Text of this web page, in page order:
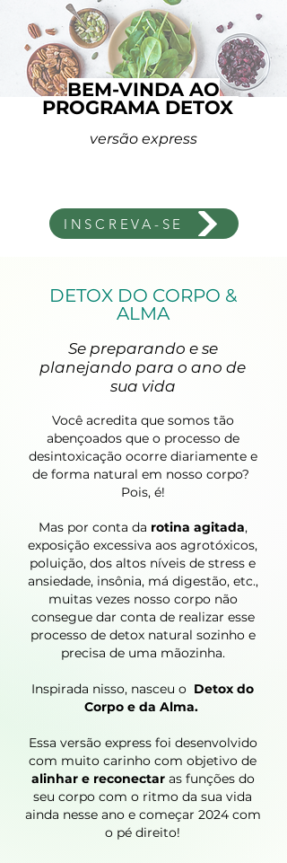
BEM-VINDA AO
PROGRAMA DETOX
versão express
INSCREVA-SE
DETOX DO CORPO &
ALMA
Se preparando e se
planejando para o ano de
sua vida
Você acredita que somos tão
abençoados que o processo de
desintoxicação ocorre diariamente e
de forma natural em nosso corpo?
Pois, é!
Mas por conta da rotina agitada,
exposição excessiva aos agrotóxicos,
poluição, dos altos níveis de stress e
ansiedade, insônia, má digestão, etc.,
muitas vezes nosso corpo não
consegue dar conta de realizar esse
processo de detox natural sozinho e
precisa de uma mãozinha.​
Inspirada nisso, nasceu o Detox do
Corpo e da Alma.
Essa versão express foi desenvolvido
com muito carinho com objetivo de
alinhar e reconectaras funções do
seu corpo com o ritmo da sua vida
ainda nesse ano e começar 2024 com
o pé direito!